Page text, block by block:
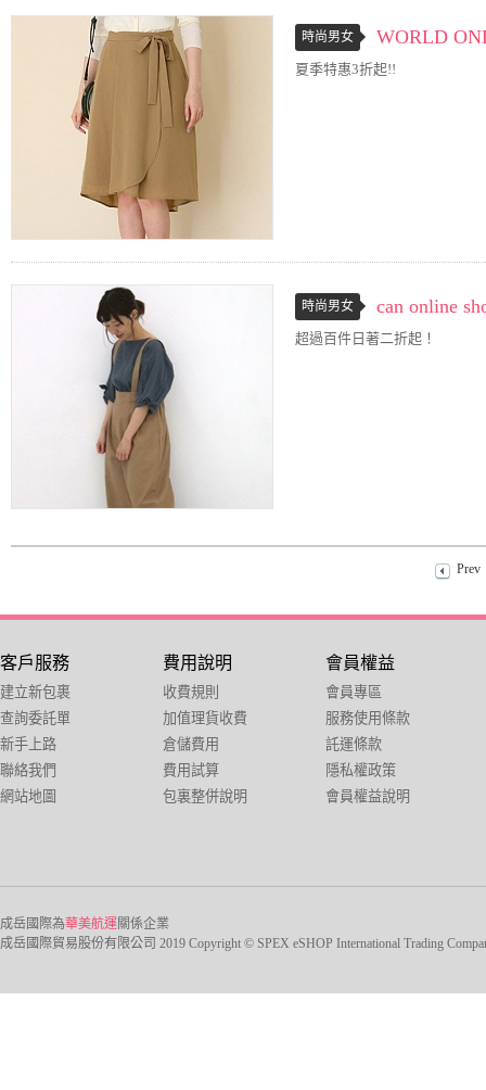
時尚男女 WORLD
夏季特惠3折起!!
時尚男女 can online
超過百件日著二折起！
Prev
客戶服務
建立新包裹
查詢委託單
新手上路
聯絡我們
網站地圖
費用說明
收費規則
加值理貨收費
倉儲費用
費用試算
包裏整併說明
會員權益
會員專區
服務使用條款
託運條款
隱私權政策
會員權益說明
成岳國際為華美航運關係企業
成岳國際貿易股份有限公司 2019 Copyright © SPEX eSHOP International Trading